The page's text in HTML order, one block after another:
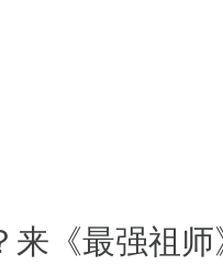
符文寻宝，
达第十层时
后清cd消耗元
来《最强祖